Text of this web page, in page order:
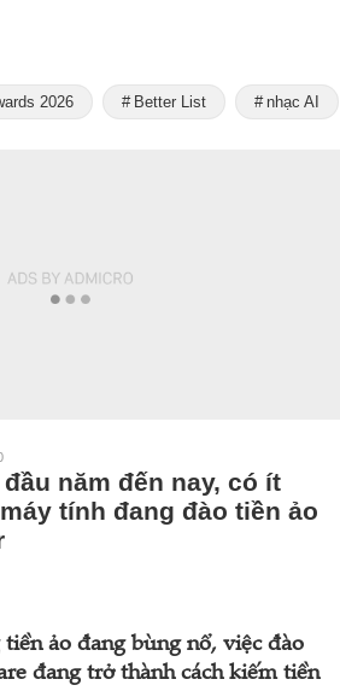
2026 Better List nhạc AI
năm đến nay, có ít
tính đang đào tiền ảo
ảo đang bùng nổ, việc đào
đang trở thành cách kiếm tiền